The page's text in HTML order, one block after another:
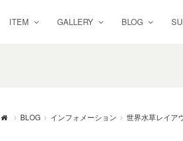
ITEM GALLERY BLOG
BLOG インフォメーション 世界水草レイア